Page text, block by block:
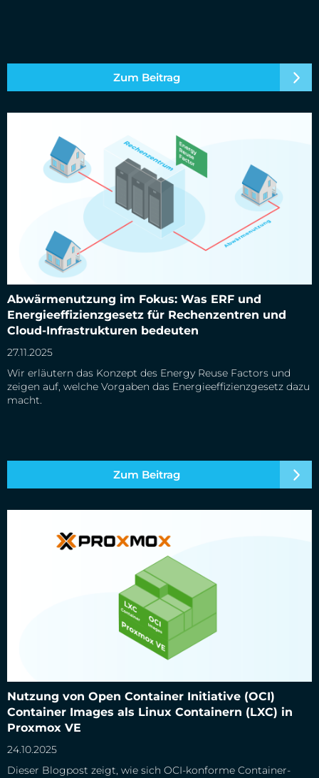
Zum Beitrag
Abwärmenutzung im Fokus: Was ERF und
Energieeffizienzgesetz für Rechenzentren und
Cloud-Infrastrukturen bedeuten
27.11.2025
Wir erläutern das Konzept des Energy Reuse Factors und
zeigen auf, welche Vorgaben das Energieeffizienzgesetz dazu
macht.
Zum Beitrag
Abwärmenutzung im Fokus: Was ERF und
Energieeffizienzgesetz für Rechenzentren und Cloud-
Infrastrukturen bedeuten
Nutzung von Open Container Initiative (OCI)
Container Images als Linux Containern (LXC) in
Proxmox VE
24.10.2025
Dieser Blogpost zeigt, wie sich OCI-konforme Container-
Nutzung von Open Container Initiative (OCI) Container
Images als Linux Containern (LXC) in Proxmox VE